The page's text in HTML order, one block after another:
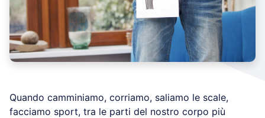
Quando camminiamo, corriamo, saliamo le scale,
facciamo sport, tra le parti del nostro corpo più